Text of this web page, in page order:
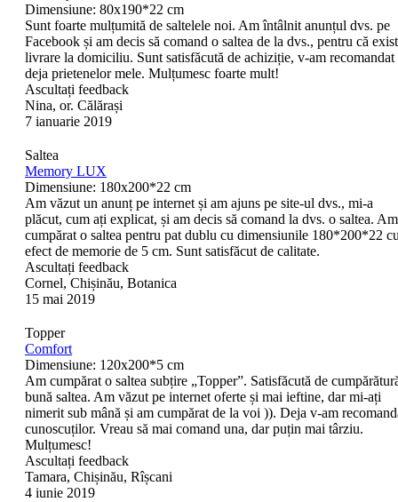
Dimensiune: 80x190*22 cm
Sunt foarte mulțumită de saltelele noi. Am întâlnit anunțul dvs. pe
Facebook și am decis să comand o saltea de la dvs., pentru că
livrare la domiciliu. Sunt satisfăcută de achiziție, v-am recomandat
deja prietenelor mele. Mulțumesc foarte mult!
Ascultați feedback
Nina, or. Călărași
7 ianuarie 2019
Saltea
Memory LUX
Dimensiune: 180x200*22 cm
Am văzut un anunț pe internet și am ajuns pe site-ul dvs., mi-a
plăcut, cum ați explicat, și am decis să comand la dvs. o saltea. Am
cumpărat o saltea pentru pat dublu cu dimensiunile 180*200*22
efect de memorie de 5 cm. Sunt satisfăcut de calitate.
Ascultați feedback
Cornel, Chișinău, Botanica
15 mai 2019
Topper
Comfort
Dimensiune: 120x200*5 cm
Am cumpărat o saltea subțire „Topper”. Satisfăcută de
bună saltea. Am văzut pe internet oferte și mai ieftine, dar mi-ați
nimerit sub mână și am cumpărat de la voi )). Deja v-am
cunoscuților. Vreau să mai comand una, dar puțin mai târziu.
Mulțumesc!
Ascultați feedback
Tamara, Chișinău, Rîșcani
4 iunie 2019